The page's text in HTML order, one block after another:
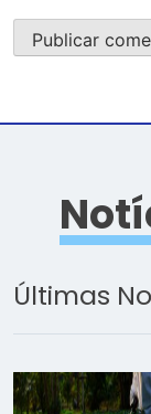
Últimas